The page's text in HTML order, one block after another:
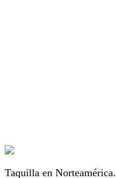
Taquilla en Norteamérica.